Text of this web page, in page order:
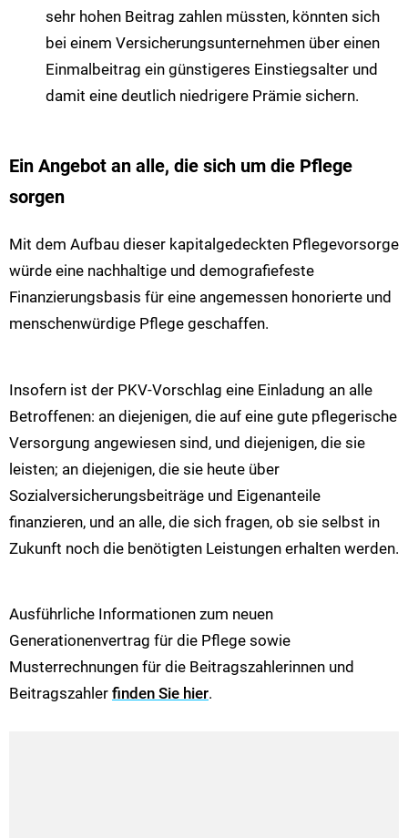
sehr hohen Beitrag zahlen müssten, könnten sich
bei einem Versicherungsunternehmen über einen
Einmalbeitrag ein günstigeres Einstiegsalter und
damit eine deutlich niedrigere Prämie sichern.
Ein Angebot an alle, die sich um die Pflege
sorgen
Mit dem Aufbau dieser kapitalgedeckten Pflegevorsorge
würde eine nachhaltige und demografiefeste
Finanzierungsbasis für eine angemessen honorierte und
menschenwürdige Pflege geschaffen.
Insofern ist der PKV-Vorschlag eine Einladung an alle
Betroffenen: an diejenigen, die auf eine gute pflegerische
Versorgung angewiesen sind, und diejenigen, die sie
leisten; an diejenigen, die sie heute über
Sozialversicherungsbeiträge und Eigenanteile
finanzieren, und an alle, die sich fragen, ob sie selbst in
Zukunft noch die benötigten Leistungen erhalten werden.
Ausführliche Informationen zum neuen
Generationenvertrag für die Pflege sowie
Musterrechnungen für die Beitragszahlerinnen und
Beitragszahler finden Sie hier.